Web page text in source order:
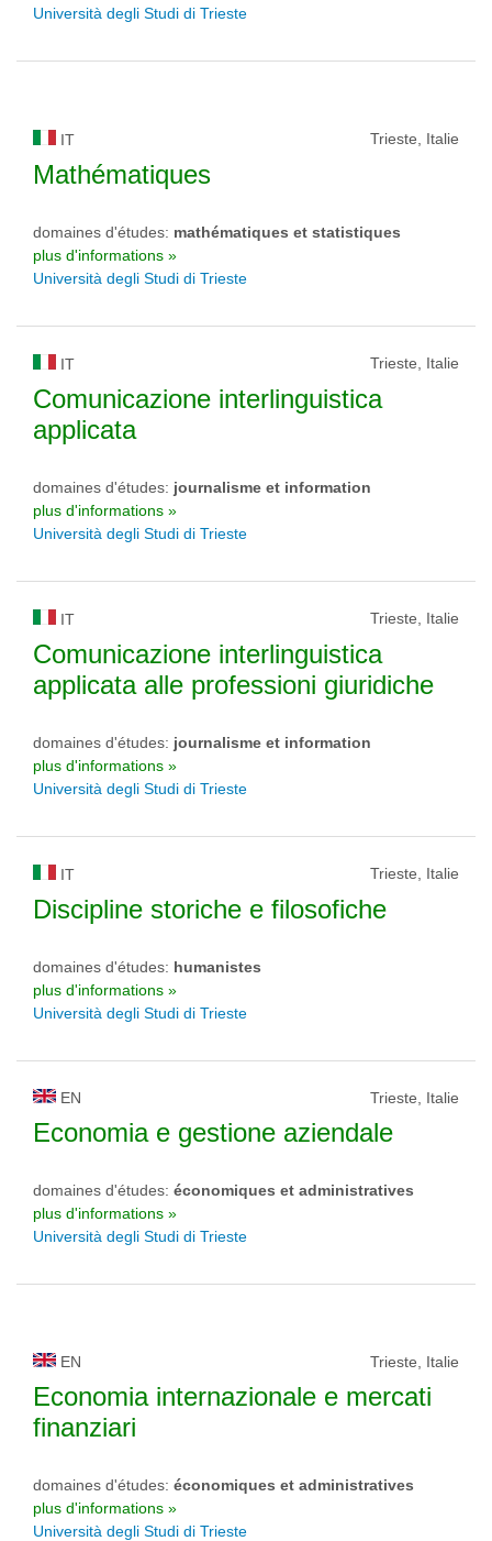
Università degli Studi di Trieste
IT Trieste, Italie
Mathématiques
domaines d'études: mathématiques et statistiques
plus d'informations »
Università degli Studi di Trieste
IT Trieste, Italie
Comunicazione interlinguistica
applicata
domaines d'études: journalisme et information
plus d'informations »
Università degli Studi di Trieste
IT Trieste, Italie
Comunicazione interlinguistica
applicata alle professioni giuridiche
domaines d'études: journalisme et information
plus d'informations »
Università degli Studi di Trieste
IT Trieste, Italie
Discipline storiche e filosofiche
domaines d'études: humanistes
plus d'informations »
Università degli Studi di Trieste
EN Trieste, Italie
Economia e gestione aziendale
domaines d'études: économiques et administratives
plus d'informations »
Università degli Studi di Trieste
EN Trieste, Italie
Economia internazionale e mercati
finanziari
domaines d'études: économiques et administratives
plus d'informations »
Università degli Studi di Trieste